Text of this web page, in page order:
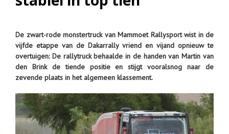
De zwart-rode monstertruck van Mammoet Rallysport wist in de
vijfde etappe van de Dakarrally vriend en vijand opnieuw te
overtuigen: De rallytruck behaalde in de handen van Martin van
den Brink de tiende positie en stijgt vooralsnog naar de
zevende plaats in het algemeen klassement.